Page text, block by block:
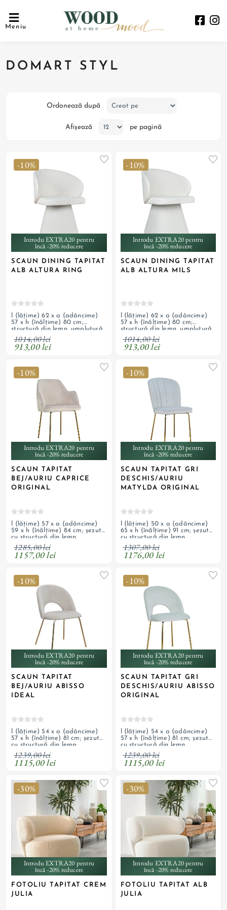
Meniu
DOMART STYL
Ordonează după
Afișează pe pagină
-10%
Introdu EXTRA20 pentru
încă -20% reducere
SCAUN DINING TAPITAT
ALB ALTURA RING
l (lățime) 62 x a (adâncime)
57 x h (înălțime) 80 cm;
structură din lemn, umplutură
cu spumă, tapițerie din textil
boucle și picior central tapițat;
personalizabil
1014,00 lei
913,00 lei
-10%
Introdu EXTRA20 pentru
încă -20% reducere
SCAUN DINING TAPITAT
ALB ALTURA MILS
l (lățime) 62 x a (adâncime)
57 x h (înălțime) 80 cm;
structură din lemn, umplutură
cu spumă, tapițerie din texil
boucle și picior central tapițat;
personalizabil
1014,00 lei
913,00 lei
-10%
Introdu EXTRA20 pentru
încă -20% reducere
SCAUN TAPITAT
BEJ/AURIU CAPRICE
ORIGINAL
l (lățime) 57 x a (adâncime)
59 x h (înălțime) 84 cm; șezut
cu structură din lemn,
umplutură cu spumă, tapițerie
din catifea și picioare metalice
cromate auriu; personalizabil
1285,00 lei
1157,00 lei
-10%
Introdu EXTRA20 pentru
încă -20% reducere
SCAUN TAPITAT GRI
DESCHIS/AURIU
MATYLDA ORIGINAL
l (lățime) 50 x a (adâncime)
65 x h (înălțime) 91 cm; șezut
cu structură din lemn,
umplutură cu spumă, tapițerie
din catifea și picioare metalice
cromate auriu; personalizabil
1307,00 lei
1176,00 lei
-10%
Introdu EXTRA20 pentru
încă -20% reducere
SCAUN TAPITAT
BEJ/AURIU ABISSO
IDEAL
l (lățime) 54 x a (adâncime)
57 x h (înălțime) 81 cm; șezut
cu structură din lemn;
umplutură cu spumă de
tapițerie, acoperit cu textil de
catifea; picioare metalice
1239,00 lei
1115,00 lei
-10%
Introdu EXTRA20 pentru
încă -20% reducere
SCAUN TAPITAT GRI
DESCHIS/AURIU ABISSO
ORIGINAL
l (lățime) 54 x a (adâncime)
57 x h (înălțime) 81 cm; șezut
cu structură din lemn,
umplutură cu spumă, tapițerie
din catifea și picioare metalice
cromate auriu; personalizabil
1239,00 lei
1115,00 lei
-30%
Introdu EXTRA20 pentru
încă -20% reducere
FOTOLIU TAPITAT CREM
JULIA
-30%
Introdu EXTRA20 pentru
încă -20% reducere
FOTOLIU TAPITAT ALB
JULIA